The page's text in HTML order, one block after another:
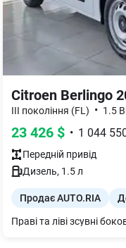
Citroen Berlingo
III покоління (FL) • 1.5
23 426 $ • 1 044
Передній привід
Дизель, 1.5л
Продає AUTO.RIA